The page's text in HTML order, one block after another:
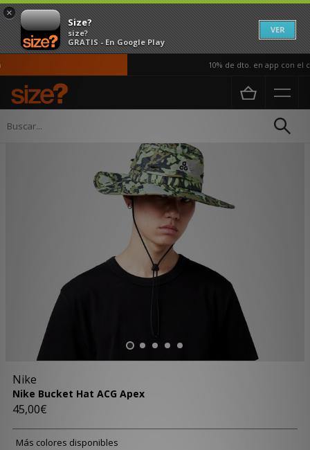
×
Size?
size?
GRATIS - En Google Play
VER
10% de dto. en app con el
Página principal
Nike
Nike Bucket Hat ACG Apex
45,00€
Más colores disponibles